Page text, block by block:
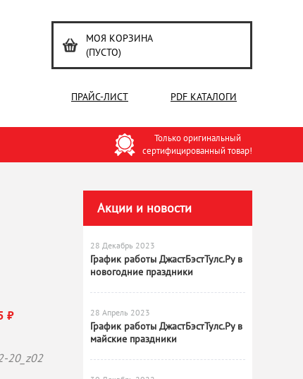
МОЯ КОРЗИНА
(ПУСТО)
ПРАЙС-ЛИСТ PDF КАТАЛОГИ
Только оригинальный
сертифицированный товар!
₽
20_z02
Акции и новости
28 Декабрь 2023
График работы ДжастБэстТулс.Ру в
новогодние праздники
28 Апрель 2023
График работы ДжастБэстТулс.Ру в
майские праздники